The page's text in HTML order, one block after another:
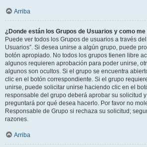
Arriba
¿Donde están los Grupos de Usuarios y como
Puede ver todos los Grupos de usuarios a través
Usuarios”. Si desea unirse a algún grupo, puede
botón apropiado. No todos los grupos tienen libre
algunos requieren aprobación para poder unirse,
algunos son ocultos. Si el grupo se encuentra
clic en el botón correspondiente. Si el grupo
unirse, puede solicitar unirse haciendo clic en el
responsable del grupo deberá aprobar su solicitud
preguntará por qué desea hacerlo. Por favor no
Responsable de Grupo si rechaza su solicitud;
razones.
Arriba